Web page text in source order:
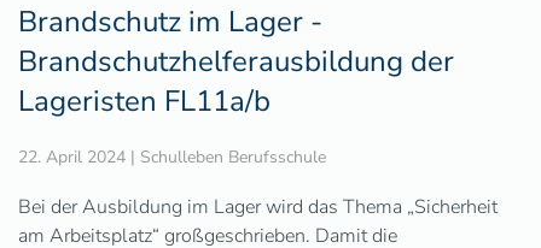
Brandschutz im Lager -
Brandschutzhelferausbildung der
Lageristen FL11a/b
22. April 2024 | Schulleben Berufsschule
Bei der Ausbildung im Lager wird das Thema „Sicherheit
am Arbeitsplatz“ großgeschrieben. Damit die